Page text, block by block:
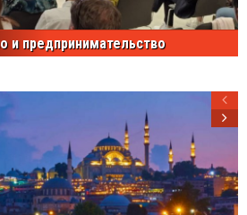
и предпринимательство